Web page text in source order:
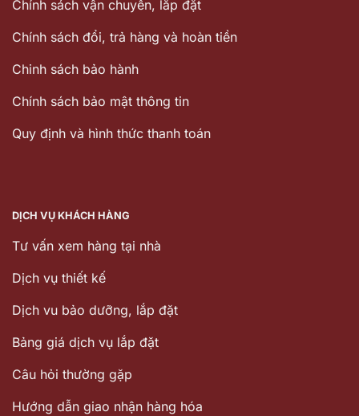
Chính sách vận chuyển, lắp đặt
Chính sách đổi, trả hàng và hoàn tiền
Chinh sách bảo hành
Chính sách bảo mật thông tin
Quy định và hình thức thanh toán
DỊCH VỤ KHÁCH HÀNG
Tư vấn xem hàng tại nhà
Dịch vụ thiết kế
Dịch vu bảo dưỡng, lắp đặt
Bảng giá dịch vụ lắp đặt
Câu hỏi thường gặp
Hướng dẫn giao nhận hàng hóa